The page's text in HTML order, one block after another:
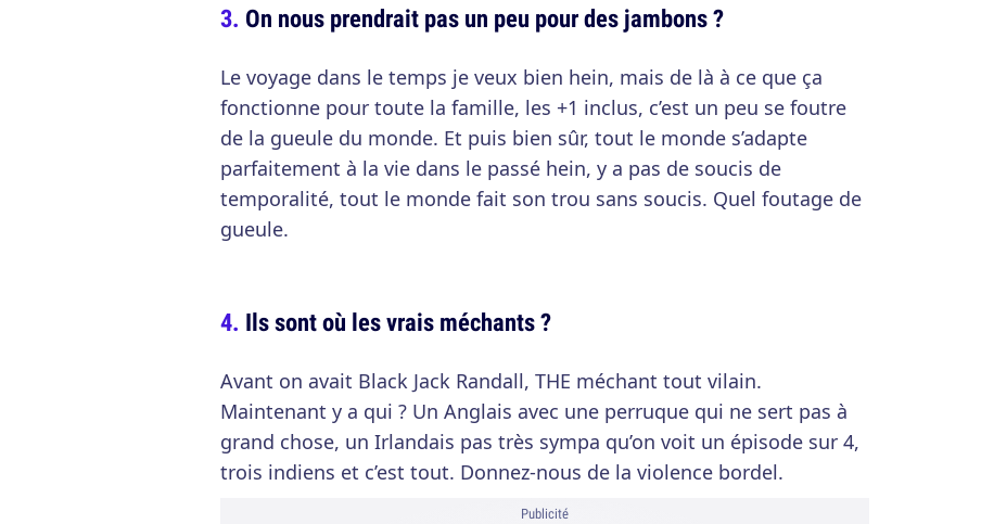
On nous prendrait pas un peu pour des jambons ?
Le voyage dans le temps je veux bien hein, mais de là à ce que ça
fonctionne pour toute la famille, les +1 inclus, c’est un peu se foutre
de la gueule du monde. Et puis bien sûr, tout le monde s’adapte
parfaitement à la vie dans le passé hein, y a pas de soucis de
temporalité, tout le monde fait son trou sans soucis. Quel foutage de
gueule.
Ils sont où les vrais méchants ?
Avant on avait Black Jack Randall, THE méchant tout vilain.
Maintenant y a qui ? Un Anglais avec une perruque qui ne sert pas à
grand chose, un Irlandais pas très sympa qu’on voit un épisode sur 4,
trois indiens et c’est tout. Donnez-nous de la violence bordel.
Publicité